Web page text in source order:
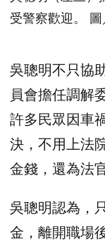
受警察歡迎。
吳聰明不只協
員會擔任調解
許多民眾因車
決，不用上法
金錢，還為法
吳聰明認為，
金，離開職場